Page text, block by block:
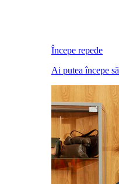
Începe repede
Ai putea începe